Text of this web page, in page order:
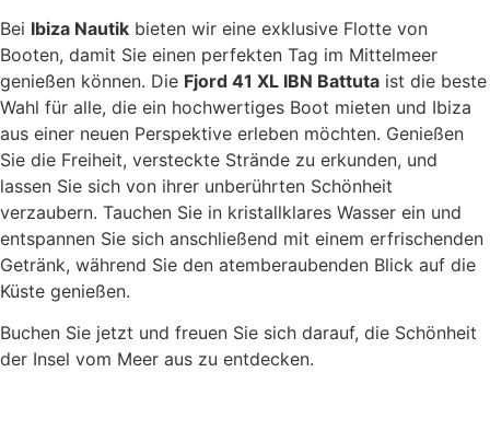
Bei Ibiza Nautik bieten wir eine exklusive Flotte von
Booten, damit Sie einen perfekten Tag im Mittelmeer
genießen können. Die Fjord 41 XL IBN Battuta ist die beste
Wahl für alle, die ein hochwertiges Boot mieten und Ibiza
aus einer neuen Perspektive erleben möchten. Genießen
Sie die Freiheit, versteckte Strände zu erkunden, und
lassen Sie sich von ihrer unberührten Schönheit
verzaubern. Tauchen Sie in kristallklares Wasser ein und
entspannen Sie sich anschließend mit einem erfrischenden
Getränk, während Sie den atemberaubenden Blick auf die
Küste genießen.
Buchen Sie jetzt und freuen Sie sich darauf, die Schönheit
der Insel vom Meer aus zu entdecken.